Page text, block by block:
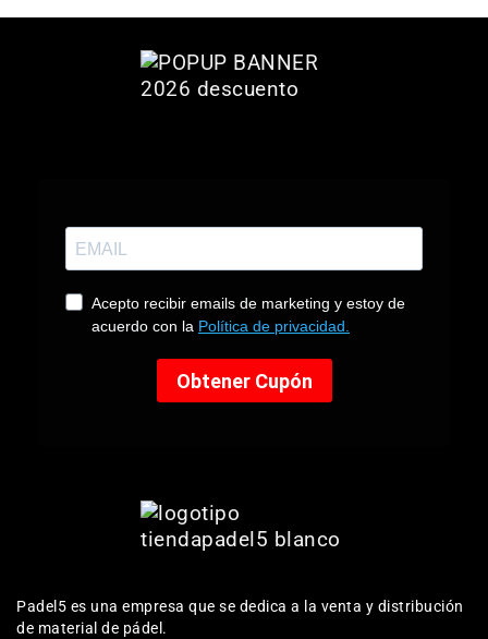
Padel5 es una empresa que se dedica a la venta y distribución
de material de pádel.